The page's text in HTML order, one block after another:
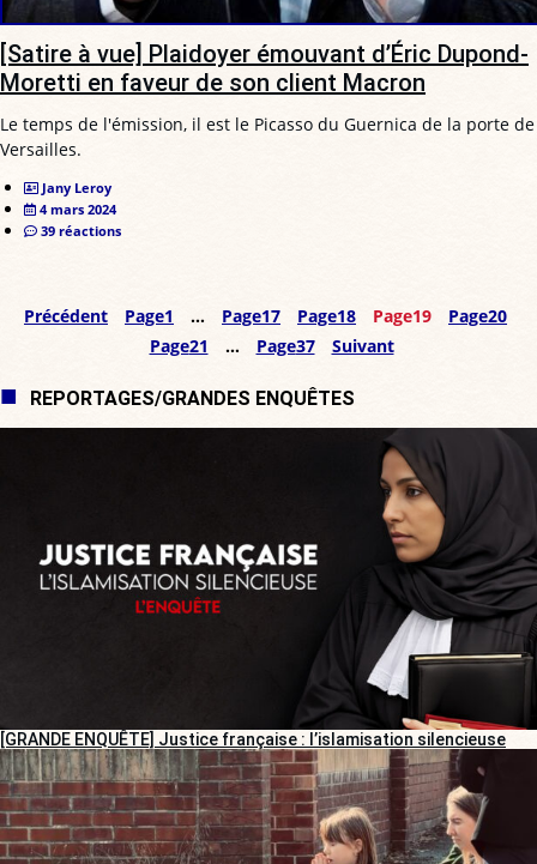
[Satire à vue] Plaidoyer émouvant d’Éric Dupond-
Moretti en faveur de son client Macron
Le temps de l'émission, il est le Picasso du Guernica de la porte de
Versailles.
Jany Leroy
4 mars 2024
39 réactions
Précédent Page1 … Page17 Page18 Page19 Page20
Page21 … Page37 Suivant
REPORTAGES/GRANDES ENQUÊTES
[GRANDE ENQUÊTE] Justice française : l’islamisation silencieuse